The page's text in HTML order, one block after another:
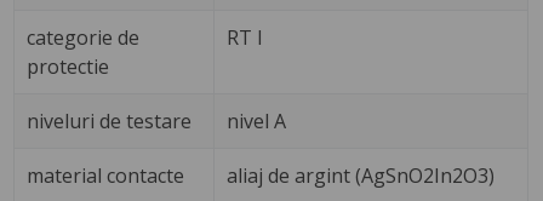
categorie de
protectie
RT I
niveluri de testare nivel A
material contacte aliaj de argint (AgSnO2In2O3)